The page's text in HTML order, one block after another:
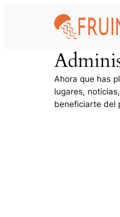
Ahora que has
lugares,
beneficiarte del